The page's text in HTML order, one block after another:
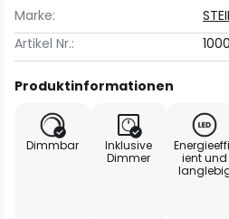
Marke:
Artikel Nr.:
Produktinformationen
Dimmbar
Inklusive
Dimmer
ient und